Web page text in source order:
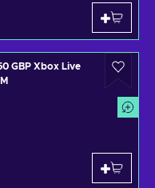
GBP Xbox Live